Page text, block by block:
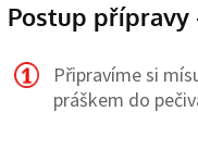
Postup přípravy
Připravíme si
práškem do